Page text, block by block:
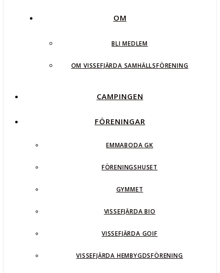
OM
BLI MEDLEM
OM VISSEFJÄRDA SAMHÄLLSFÖRENING
CAMPINGEN
FÖRENINGAR
EMMABODA GK
FÖRENINGSHUSET
GYMMET
VISSEFJÄRDA BIO
VISSEFJÄRDA GOIF
VISSEFJÄRDA HEMBYGDSFÖRENING